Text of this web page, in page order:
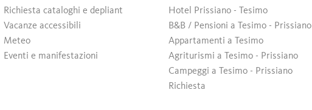
Richiesta cataloghi e depliant
Vacanze accessibili
Meteo
Eventi e manifestazioni
Hotel Prissiano - Tesimo
B&B / Pensioni a Tesimo - Prissiano
Appartamenti a Tesimo
Agriturismi a Tesimo - Prissiano
Campeggi a Tesimo - Prissiano
Richiesta